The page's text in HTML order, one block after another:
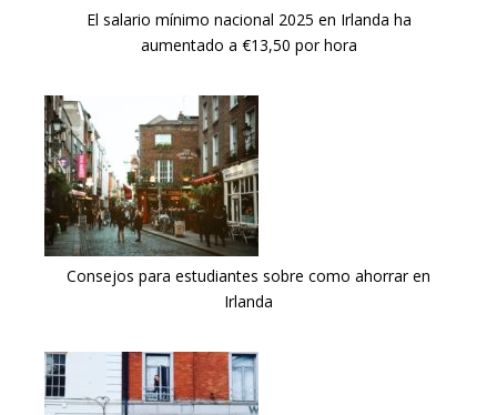
El salario mínimo nacional 2025 en Irlanda ha
aumentado a €13,50 por hora
Consejos para estudiantes sobre como ahorrar en
Irlanda